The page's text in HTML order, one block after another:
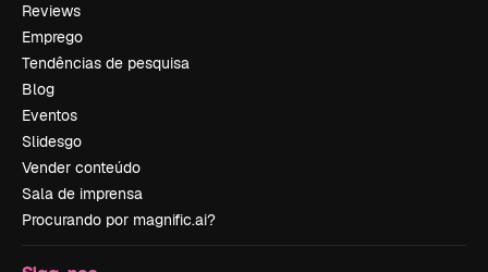
Reviews
Emprego
Tendências de pesquisa
Blog
Eventos
Slidesgo
Vender conteúdo
Sala de imprensa
Procurando por magnific.ai?